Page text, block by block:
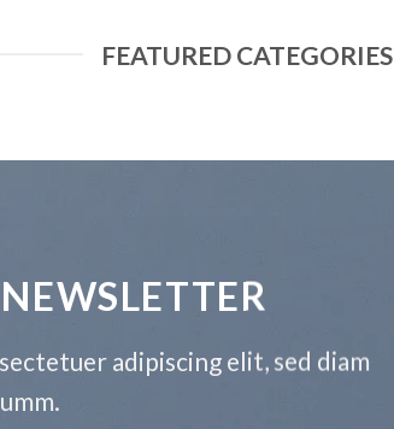
FEATURED CATEGORIES
adipiscing elit, sed diam